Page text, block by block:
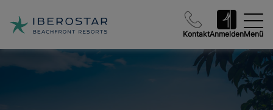
KontaktAnmeldenMenü